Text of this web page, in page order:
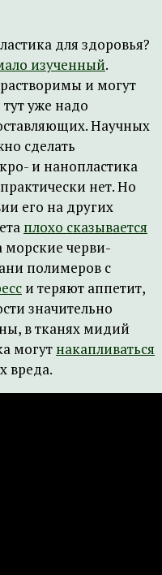
для здоровья?
изученный.
и могут
тут уже надо
Научных
сделать
и нанопластика
нет. Но
его на других
плохо сказывается
морские черви-
полимеров с
и теряют аппетит,
значительно
в тканях мидий
могут накапливаться
вреда.